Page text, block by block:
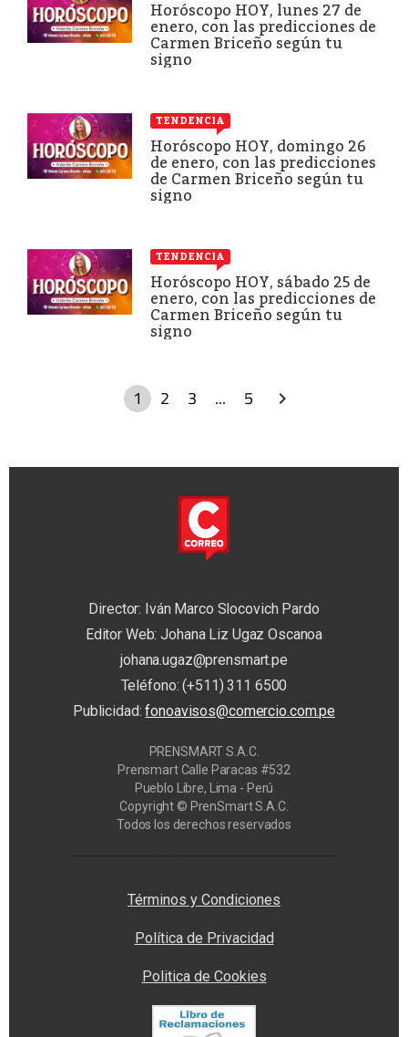
Horóscopo HOY, lunes 27 de
enero, con las predicciones de
Carmen Briceño según tu
signo
TENDENCIA
Horóscopo HOY, domingo 26
de enero, con las predicciones
de Carmen Briceño según tu
signo
TENDENCIA
Horóscopo HOY, sábado 25 de
enero, con las predicciones de
Carmen Briceño según tu
signo
1 2 3 ... 5
Director: Iván Marco Slocovich Pardo
Editor Web: Johana Liz Ugaz Oscanoa
johana.ugaz@prensmart.pe
Teléfono: (+511) 311 6500
Publicidad:fonoavisos@comercio.com.pe
PRENSMART S.A.C.
Prensmart Calle Paracas #532
Pueblo Libre, Lima - Perú
Copyright © PrenSmart S.A.C.
Todos los derechos reservados
Términos y Condiciones
Política de Privacidad
Politica de Cookies